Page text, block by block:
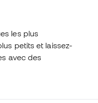
les plus
petits et laissez-
avec des